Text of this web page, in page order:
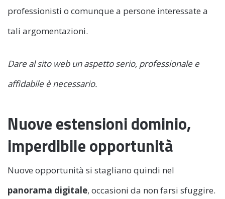
professionisti o comunque a persone interessate a
tali argomentazioni.
Dare al sito web un aspetto serio, professionale e
affidabile è necessario.
Nuove estensioni dominio,
imperdibile opportunità
Nuove opportunità si stagliano quindi nel
panorama digitale, occasioni da non farsi sfuggire.